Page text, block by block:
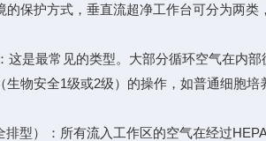
的保护方式，垂直流超净工作台可分为两类
这是最常见的类型。大部分循环空气在内
生物安全1级或2级）的操作，如普通细胞
排型）：所有流入工作区的空气在经过